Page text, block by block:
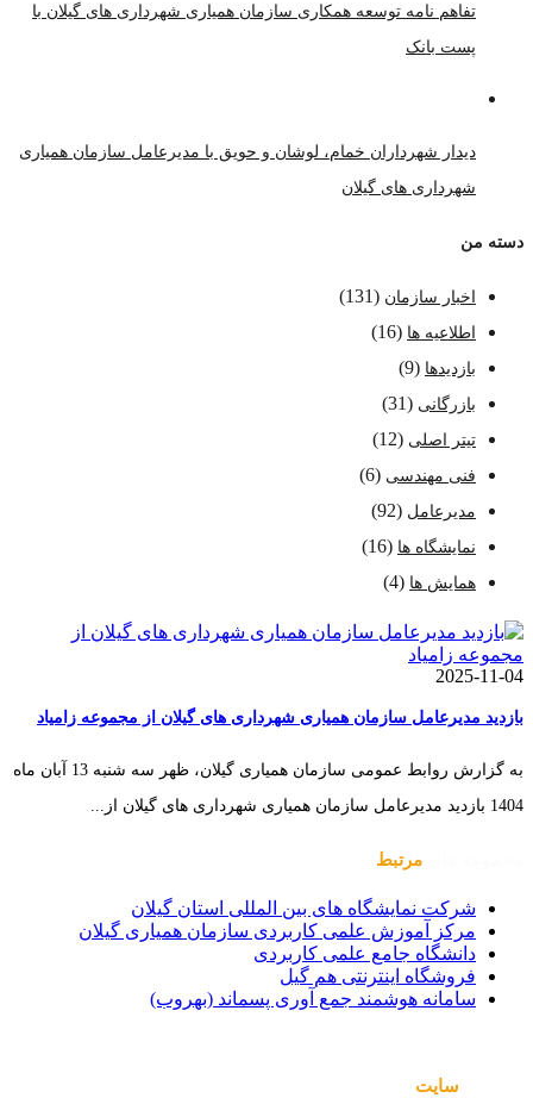
تفاهم نامه توسعه همکاری سازمان همیاری شهرداری های گیلان با
پست بانک
دیدار شهرداران خمام، لوشان و حویق با مدیرعامل سازمان همیاری
شهرداری های گیلان
دسته من
اخبار سازمان (131)
اطلاعیه ها (16)
بازدیدها (9)
بازرگانی (31)
تیتر اصلی (12)
فنی مهندسی (6)
مدیرعامل (92)
نمایشگاه ها (16)
همایش ها (4)
2025-11-04
بازدید مدیرعامل سازمان همیاری شهرداری های گیلان از مجموعه زامیاد
به گزارش روابط عمومی سازمان همیاری گیلان، ظهر سه شنبه 13 آبان ماه
1404 بازدید مدیرعامل سازمان همیاری شهرداری های گیلان از...
مرتبط
شرکت نمایشگاه های بین المللی استان گیلان
مرکز آموزش علمی کاربردی سازمان همیاری گیلان
دانشگاه جامع علمی کاربردی
فروشگاه اینترنتی هم گیل
سامانه هوشمند جمع آوری پسماند (بهروب)
سایت